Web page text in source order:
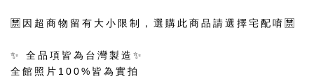
🈲因超商物留有大小限制，選購此商品請選擇宅配唷🈲
✨ 全品項皆為台灣製造✨
全館照片100%皆為實拍